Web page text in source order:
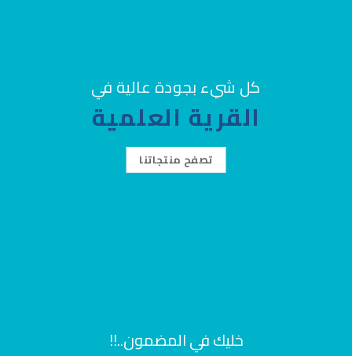
كل شيء بجودة عالية في
القرية العلمية
تصفح منتجاتنا
خليك في المضمون..!!